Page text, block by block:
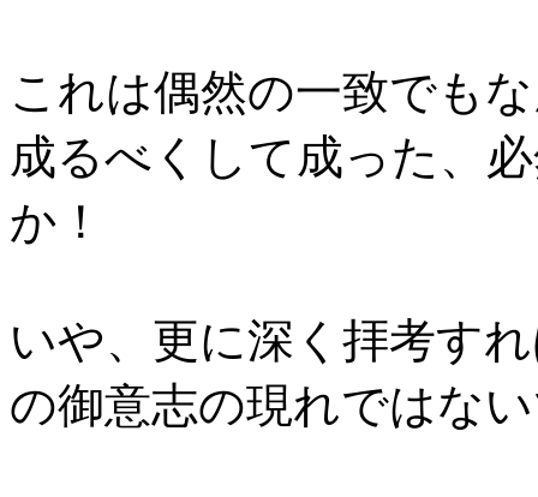
これは偶然の一致でも
成るべくして成った、
か！
いや、更に深く拝考す
の御意志の現れではな